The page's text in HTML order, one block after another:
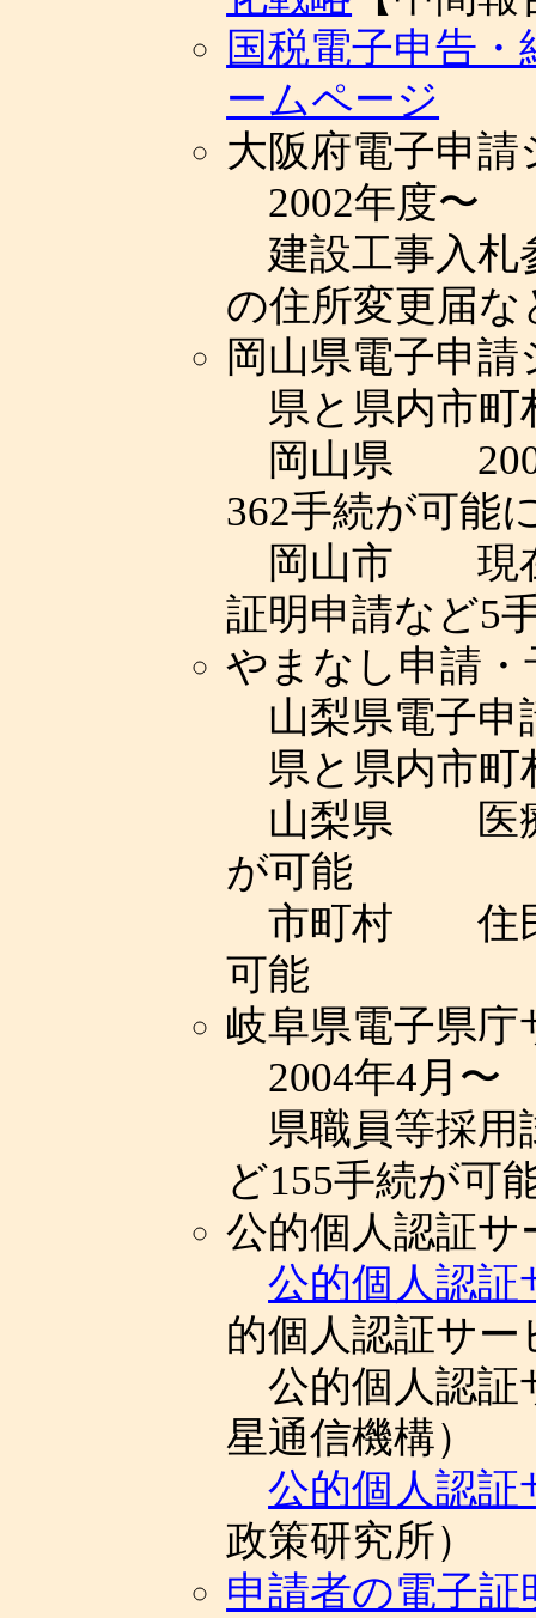
国税電子申告
ームページ
大阪府電子申請
2002年度〜
建設工事入札
の住所変更届な
岡山県電子申
県と県内市町
岡山県 2004
362手続が可能
岡山市 現在
証明申請など5
やまなし申請
山梨県電子申
県と県内市町
山梨県 医療
が可能
市町村 住民
可能
岐阜県電子県庁
2004年4月〜
県職員等採用
ど155手続が可
公的個人認証サ
公的個人認
的個人認証サ
公的個人認証
星通信機構）
公的個人認証
政策研究所）
申請者の電子